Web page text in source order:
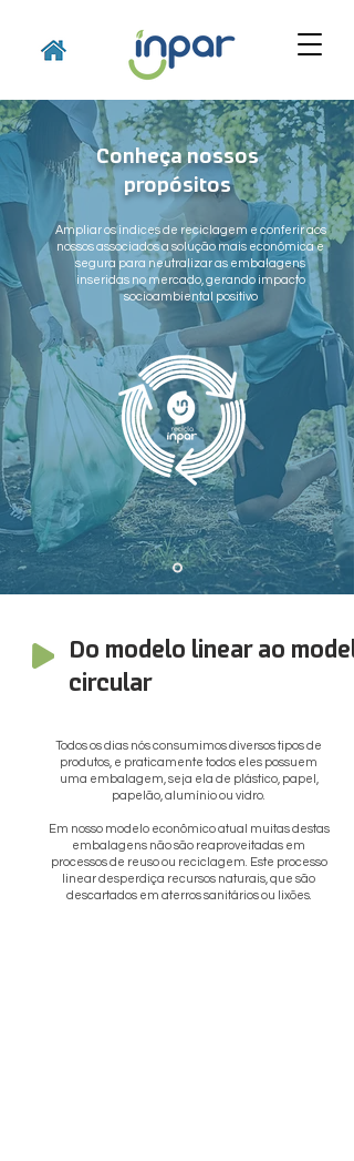
Ampliar os índices de reciclagem e conferir aos
nossos associados a solução mais econômica e
segura para neutralizar as embalagens
inseridas no mercado, gerando impacto
socioambiental positivo
Conheça nossos
propósitos
Do modelo linear ao
circular
Todos os dias nós consumimos diversos tipos de
produtos, e praticamente todos eles possuem
uma embalagem, seja ela de plástico, papel,
papelão, alumínio ou vidro.
Em nosso modelo econômico atual muitas destas
embalagens não são reaproveitadas em
processos de reuso ou reciclagem. Este processo
linear desperdiça recursos naturais, que são
descartados em aterros sanitários ou lixões.